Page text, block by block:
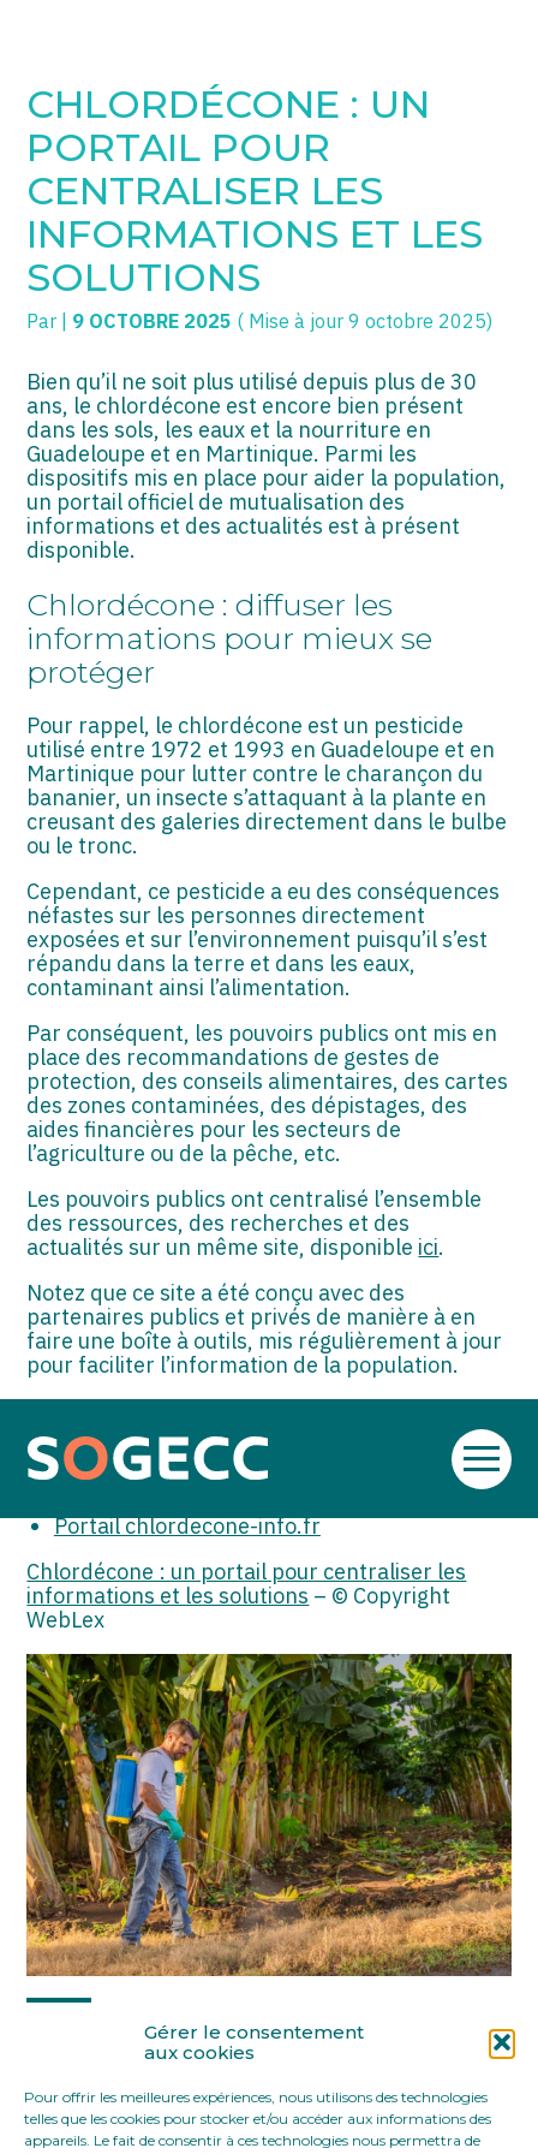
Gérer le consentement
aux cookies
Pour offrir les meilleures expériences, nous utilisons des technologies
telles que les cookies pour stocker et/ou accéder aux informations des
appareils. Le fait de consentir à ces technologies nous permettra de
Aller
SOGECC – Noisy
SOGECC – République
SOGECC – Turbigo
COMMERÇANTS
GROUPE
SCI / LMNP
PROFESSIONS LIBÉRALES
HOLDING
PARTICULIERS
EXPATRIÉ NON RÉSIDANT
IMPATRIÉ / EXPATRIÉ
ASSOCIATIONS
START-UP
SECTEUR AUDIOVISUEL
Gérer votre quotidien
Piloter votre entreprise
Développer votre entreprise
Construire votre patrimoine
Être prêt pour la facturation
CHLORDÉCONE : UN
PORTAIL POUR
CENTRALISER LES
INFORMATIONS ET LES
SOLUTIONS
Par 9 OCTOBRE 2025 ( Mise à jour 9 octobre 2025)
Bien qu’il ne soit plus utilisé depuis plus de 30
ans, le chlordécone est encore bien présent
dans les sols, les eaux et la nourriture en
Guadeloupe et en Martinique. Parmi les
dispositifs mis en place pour aider la population,
un portail officiel de mutualisation des
informations et des actualités est à présent
disponible.
Chlordécone : diffuser les
informations pour mieux se
protéger
Pour rappel, le chlordécone est un pesticide
utilisé entre 1972 et 1993 en Guadeloupe et en
Martinique pour lutter contre le charançon du
bananier, un insecte s’attaquant à la plante en
creusant des galeries directement dans le bulbe
ou le tronc.
Cependant, ce pesticide a eu des conséquences
néfastes sur les personnes directement
exposées et sur l’environnement puisqu’il s’est
répandu dans la terre et dans les eaux,
contaminant ainsi l’alimentation.
Par conséquent, les pouvoirs publics ont mis en
place des recommandations de gestes de
protection, des conseils alimentaires, des cartes
des zones contaminées, des dépistages, des
aides financières pour les secteurs de
l’agriculture ou de la pêche, etc.
Les pouvoirs publics ont centralisé l’ensemble
des ressources, des recherches et des
actualités sur un même site, disponible ici.
Notez que ce site a été conçu avec des
partenaires publics et privés de manière à en
faire une boîte à outils, mis régulièrement à jour
pour faciliter l’information de la population.
Actualité du ministère des Outre-mer du 10
septembre 2025 : « Lancement du portail
Portail chlordecone-info.fr
Chlordécone : un portail pour centraliser les
informations et les solutions – © Copyright
WebLex
FaceBook
TwitterLinkedIn